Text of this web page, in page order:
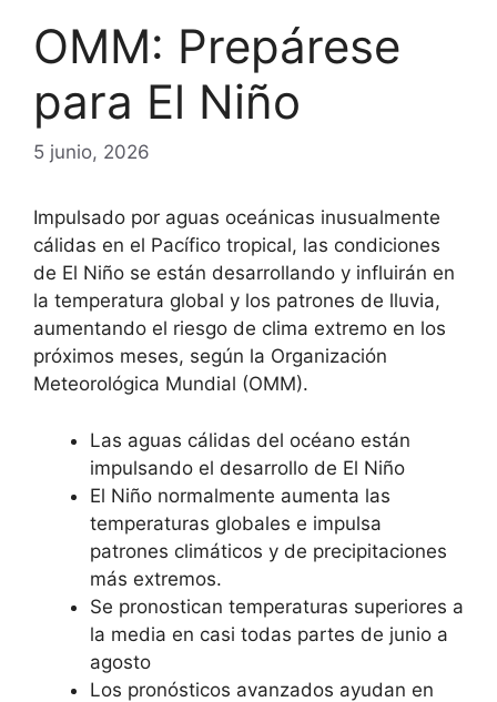
OMM: Prepárese
para El Niño
5 junio, 2026
Impulsado por aguas oceánicas inusualmente
cálidas en el Pacífico tropical, las condiciones
de El Niño se están desarrollando y influirán en
la temperatura global y los patrones de lluvia,
aumentando el riesgo de clima extremo en los
próximos meses, según la Organización
Meteorológica Mundial (OMM).
Las aguas cálidas del océano están
impulsando el desarrollo de El Niño
El Niño normalmente aumenta las
temperaturas globales e impulsa
patrones climáticos y de precipitaciones
más extremos.
Se pronostican temperaturas superiores a
la media en casi todas partes de junio a
agosto
Los pronósticos avanzados ayudan en